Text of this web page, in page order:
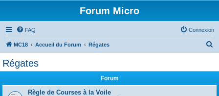
Forum Micro
FAQ Connexion
MC18 Accueil du Forum Régates
Régates
Forum
Règle de Courses à la Voile